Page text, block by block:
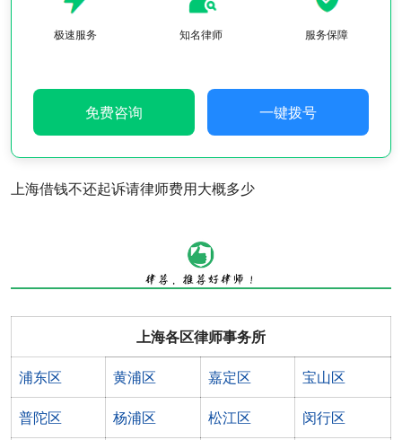
极速服务 知名律师 服务保障
免费咨询 一键拨号
上海借钱不还起诉请律师费用大概多少
上海各区律师事务所
浦东区 黄浦区 嘉定区 宝山区
普陀区 杨浦区 松江区 闵行区